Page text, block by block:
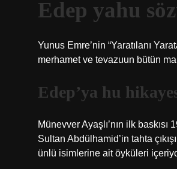
Edep yahu
Yunus Emre’nin “Yaratılanı
merhamet ve tevazuun bütün
Edep’ya hu
Münevver Ayaşlı’nın ilk
Sultan Abdülhamid’in tahta
ünlü isimlerine ait öyküleri